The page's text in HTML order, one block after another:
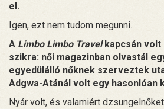
el.
Igen, ezt nem tudom megunni.
A Limbo Limbo Travelkapcsán volt
szikra: női magazinban olvastál
egyedülálló nőknek szerveztek
Adgwa-Atánál volt egy hasonlóan
Nyár volt, és valamiért